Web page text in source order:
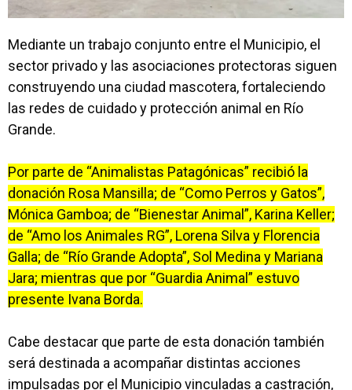
Mediante un trabajo conjunto entre el Municipio, el
sector privado y las asociaciones protectoras siguen
construyendo una ciudad mascotera, fortaleciendo
las redes de cuidado y protección animal en Río
Grande.
Por parte de “Animalistas Patagónicas” recibió la
donación Rosa Mansilla; de “Como Perros y Gatos”,
Mónica Gamboa; de “Bienestar Animal”, Karina Keller;
de “Amo los Animales RG”, Lorena Silva y Florencia
Galla; de “Río Grande Adopta”, Sol Medina y Mariana
Jara; mientras que por “Guardia Animal” estuvo
presente Ivana Borda.
Cabe destacar que parte de esta donación también
será destinada a acompañar distintas acciones
impulsadas por el Municipio vinculadas a castración,